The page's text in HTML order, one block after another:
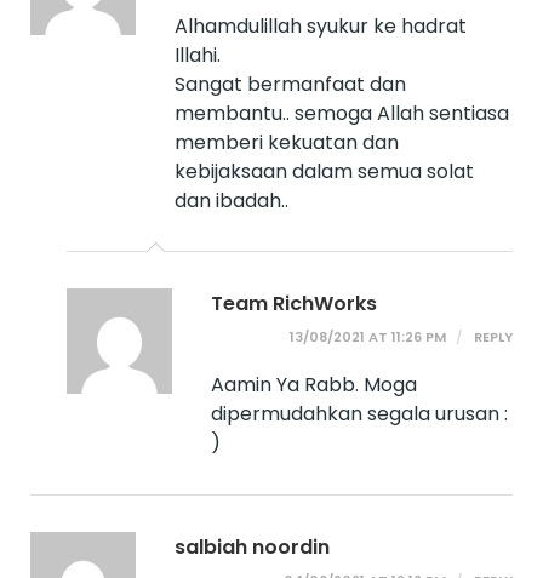
Alhamdulillah syukur ke hadrat
Illahi.
Sangat bermanfaat dan
membantu.. semoga Allah sentiasa
memberi kekuatan dan
kebijaksaan dalam semua solat
dan ibadah..
Team RichWorks
13/08/2021 AT 11:26 PM REPLY
Aamin Ya Rabb. Moga
dipermudahkan segala urusan :
)
salbiah noordin